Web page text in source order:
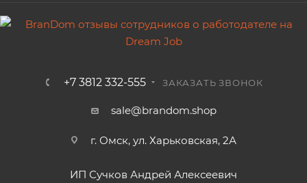
+7 3812 332-555 ЗАКАЗАТЬ ЗВОНОК
sale@brandom.shop
г. Омск, ул. Харьковская, 2А
ИП Сучков Андрей Алексеевич